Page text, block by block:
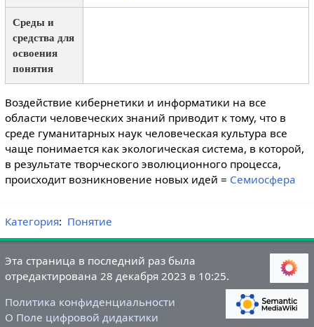
Среды и
средства для
освоения
понятия
Воздействие кибернетики и информатики на все
области человеческих знаний приводит к тому, что в
среде гуманитарных наук человеческая культура все
чаще понимается как экологическая система, в которой,
в результате творческого эволюционного процесса,
происходит возникновение новых идей = Семиосфера
Категория: Понятие
Эта страница в последний раз была
отредактирована 28 декабря 2023 в 10:25.
Политика конфиденциальности
О Поле цифровой дидактики